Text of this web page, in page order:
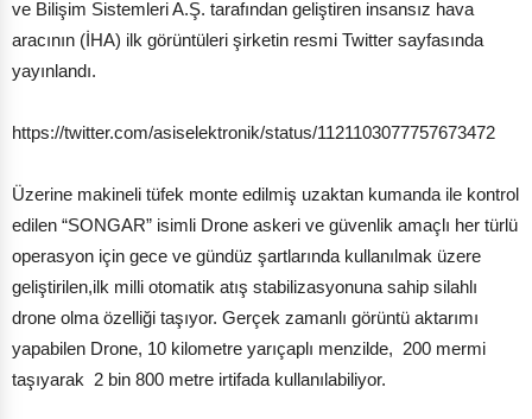
ve Bilişim Sistemleri A.Ş. tarafından geliştiren insansız hava
aracının (İHA) ilk görüntüleri şirketin resmi Twitter sayfasında
yayınlandı.
https://twitter.com/asiselektronik/status/1121103077757673472
Üzerine makineli tüfek monte edilmiş uzaktan kumanda ile kontrol
edilen “SONGAR” isimli Drone askeri ve güvenlik amaçlı her türlü
operasyon için gece ve gündüz şartlarında kullanılmak üzere
geliştirilen,ilk milli otomatik atış stabilizasyonuna sahip silahlı
drone olma özelliği taşıyor. Gerçek zamanlı görüntü aktarımı
yapabilen Drone, 10 kilometre yarıçaplı menzilde, 200 mermi
taşıyarak 2 bin 800 metre irtifada kullanılabiliyor.